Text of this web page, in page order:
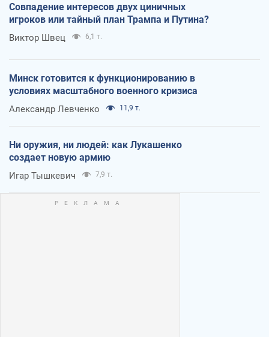
Совпадение интересов двух циничных
игроков или тайный план Трампа и Путина?
Виктор Швец 6,1 т.
Минск готовится к функционированию в
условиях масштабного военного кризиса
Александр Левченко 11,9 т.
Ни оружия, ни людей: как Лукашенко
создает новую армию
Игар Тышкевич 7,9 т.